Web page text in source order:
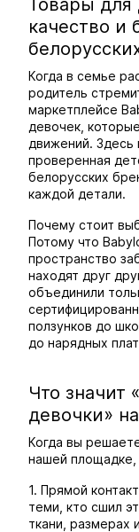
Товары для
качество и
Когда в семье
родитель
маркетплейсе
девочек,
движений.
проверенная
белорусских
каждой детали.
Почему стоит
Потому что
пространство
находят друг
объединили
ползунков до
до нарядных
Что значит
девочки»
Когда вы
нашей площадке,
1. Прямой
теми, кто сшил
ткани, размерах